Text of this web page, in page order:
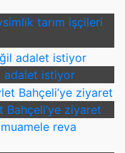
tarım işçileri
adalet istiyor
Bahçeli’ye ziyaret